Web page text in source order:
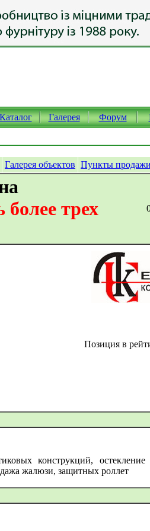
Галерея Форум
Галерея объектов Пункты продажи
трех
Позиция в
конструкций, остекление
жалюзи, защитных роллет